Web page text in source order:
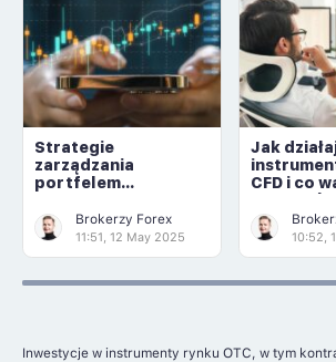
Strategie
zarządzania
portfelem
Brokerzy Forex
11:51, 12 May 2025
Jak
CFD i co
10:52,
Inwestycje w instrumenty rynku OTC, w tym